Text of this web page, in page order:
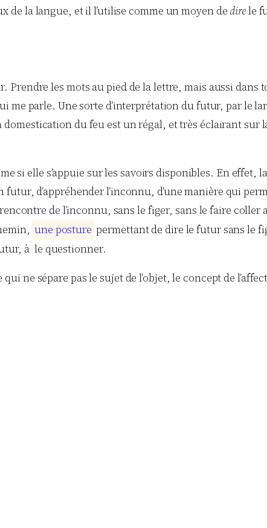
de la langue, et il l’utilise comme un moyen dedirele
Prendre les mots au pied de la lettre, mais aussi
me parle. Une sorte d’interprétation du futur, par le
du feu est un régal, et très éclairant sur
si elle s’appuie sur les savoirs disponibles. En effet,
d’appréhender l’inconnu, d’une manière qui
de l’inconnu, sans le figer, sans le faire coller
une posture permettant de dire le futur sans le
à le questionner.
ne sépare pas le sujet de l’objet, le concept de